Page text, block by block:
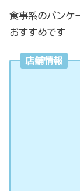
食事系のパンケ
おすすめです
店舗情報